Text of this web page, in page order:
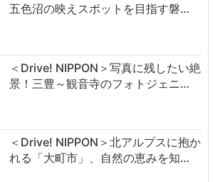
五色沼の映えスポットを目指す磐…
＜Drive! NIPPON＞写真に残したい絶
景！三豊～観音寺のフォトジェニ…
＜Drive! NIPPON＞北アルプスに抱か
れる「大町市」、自然の恵みを知…